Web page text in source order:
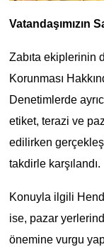
Vatandaşımızın
Zabıta ekiplerinin
Korunması
Denetimlerde
etiket, terazi ve
edilirken
takdirle karşılandı.
Konuyla ilgili
ise, pazar
önemine vurgu